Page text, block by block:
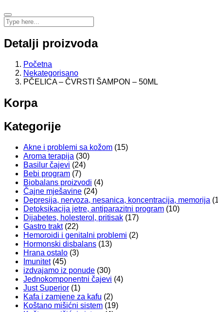
Detalji proizvoda
Početna
Nekategorisano
PČELICA – ČVRSTI ŠAMPON – 50ML
Korpa
Kategorije
Akne i problemi sa kožom (15)
Aroma terapija (30)
Basilur čajevi (24)
Bebi program (7)
Biobalans proizvodi (4)
Čajne mješavine (24)
Depresija, nervoza, nesanica, koncentracija, memorija
Detoksikacija jetre, antiparazitni program (10)
Dijabetes, holesterol, pritisak (17)
Gastro trakt (22)
Hemoroidi i genitalni problemi (2)
Hormonski disbalans (13)
Hrana ostalo (3)
Imunitet (45)
izdvajamo iz ponude (30)
Jednokomponentni čajevi (4)
Just Superior (1)
Kafa i zamjene za kafu (2)
Koštano mišićni sistem (19)